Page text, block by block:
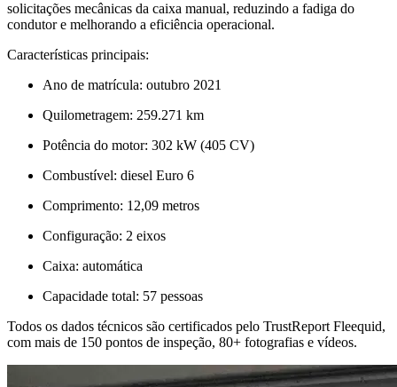
solicitações mecânicas da caixa manual, reduzindo a fadiga do
condutor e melhorando a eficiência operacional.
Características principais:
Ano de matrícula: outubro 2021
Quilometragem: 259.271 km
Potência do motor: 302 kW (405 CV)
Combustível: diesel Euro 6
Comprimento: 12,09 metros
Configuração: 2 eixos
Caixa: automática
Capacidade total: 57 pessoas
Todos os dados técnicos são certificados pelo TrustReport Fleequid,
com mais de 150 pontos de inspeção, 80+ fotografias e vídeos.